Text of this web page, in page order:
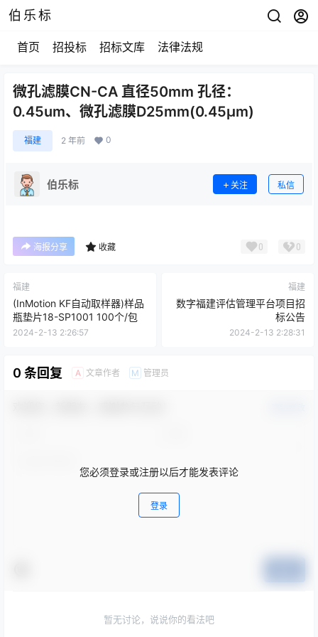
伯乐标
首页 招投标 招标文库 法律法规
微孔滤膜CN-CA 直径50mm 孔径：
0.45um、微孔滤膜D25mm(0.45μm)
福建 2 年前 0
伯乐标 关注 私信
海报分享 收藏 0 0
福建
(InMotion KF自动取样器)样品
瓶垫片18-SP1001 100个/包
2024-2-13 2:26:57
福建
数字福建评估管理平台项目招
标公告
2024-2-13 2:28:31
0 条回复 A 文章作者 M 管理员
您必须登录或注册以后才能发表评论
登录
暂无讨论，说说你的看法吧